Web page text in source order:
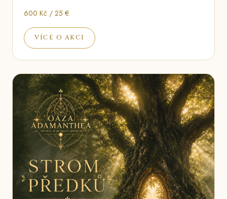
600 Kč / 25 €
VÍCE O AKCI